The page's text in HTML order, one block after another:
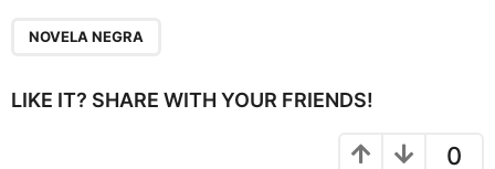
i
NOVELA NEGRA
LIKE IT? SHARE WITH YOUR FRIENDS!
0